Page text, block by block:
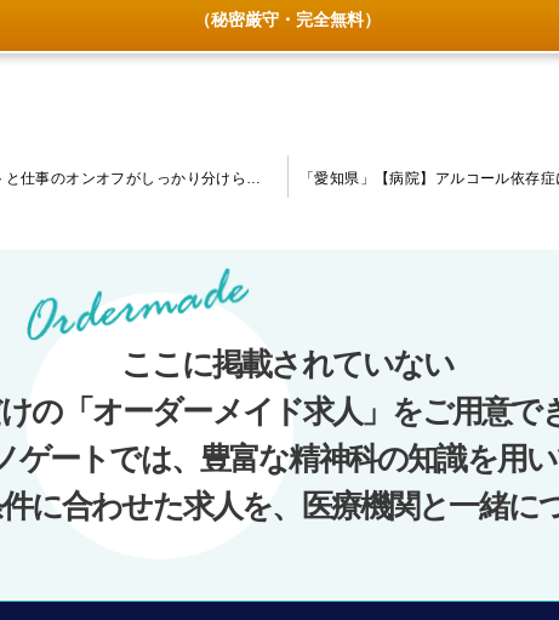
（秘密厳守・完全無料）
ここに掲載されていない
の「オーダーメイド求人」をご用意で
ゲートでは、豊富な精神科の知識を用
に合わせた求人を、医療機関と一緒に